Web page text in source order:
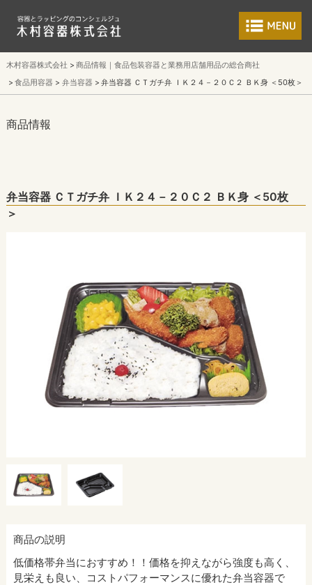
食品包装容器と
木村容器株式会社
商品情報｜食品包装容器と業務用店舗用品の総合商社
食品用容器
弁当容器 弁当容器 ＣＴガチ弁 ＩＫ２４－２０Ｃ２ ＢＫ身 ＜50枚＞
商品情報
弁当容器 ＣＴガチ弁 ＩＫ２４－２０Ｃ２ ＢＫ身 ＜50枚
＞
商品の説明
低価格帯弁当におすすめ！！価格を抑えながら強度も高く、
見栄えも良い、コストパフォーマンスに優れた弁当容器で